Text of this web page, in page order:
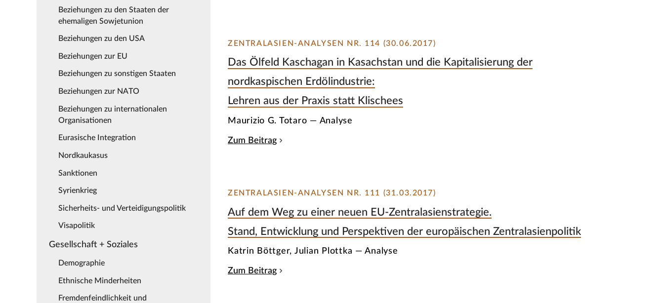
Beziehungen zu den Staaten der
ehemaligen Sowjetunion
Beziehungen zu den USA
Beziehungen zur EU
Beziehungen zu sonstigen Staaten
Beziehungen zur NATO
Beziehungen zu internationalen
Organisationen
Eurasische Integration
Nordkaukasus
Sanktionen
Syrienkrieg
Sicherheits- und Verteidigungspolitik
Visapolitik
Gesellschaft + Soziales
Demographie
Ethnische Minderheiten
Fremdenfeindlichkeit und
ZENTRALASIEN-ANALYSEN NR. 114 (30.06.2017)
Das Ölfeld Kaschagan in Kasachstan und die Kapitalisierung der
nordkaspischen Erdölindustrie:
Lehren aus der Praxis statt Klischees
Maurizio G. Totaro — Analyse
Zum Beitrag
ZENTRALASIEN-ANALYSEN NR. 111 (31.03.2017)
Auf dem Weg zu einer neuen EU-Zentralasienstrategie.
Stand, Entwicklung und Perspektiven der europäischen Zentralasienpolitik
Katrin Böttger, Julian Plottka — Analyse
Zum Beitrag